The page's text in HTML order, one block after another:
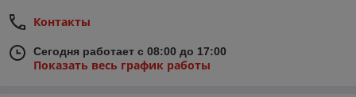
Контакты
Сегодня работает с 08:00 до 17:00
Показать весь график работы